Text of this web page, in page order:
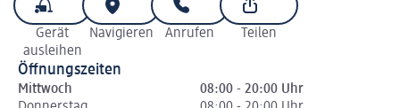
Gerät
ausleihen
Navigieren Anrufen Teilen
Öffnungszeiten
Mittwoch
08:00 - 20:00 Uhr